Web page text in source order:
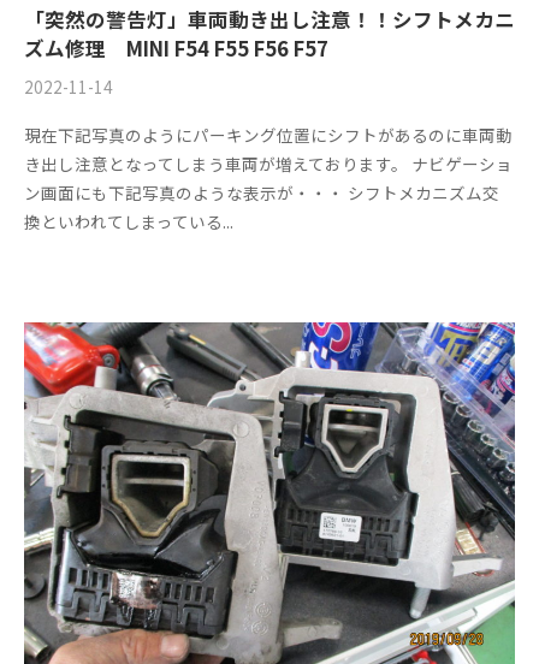
「突然の警告灯」車両動き出し注意！！シフトメカニ
ズム修理 MINI F54 F55 F56 F57
2022-11-14
m
s
f
a
o
r
y
2
0
1
3
件
の
コ
メ
現在下記写真のようにパーキング位置にシフトがあるのに車両動
き出し注意となってしまう車両が増えております。 ナビゲーショ
ン画面にも下記写真のような表示が・・・ シフトメカニズム交
換といわれてしまっている...